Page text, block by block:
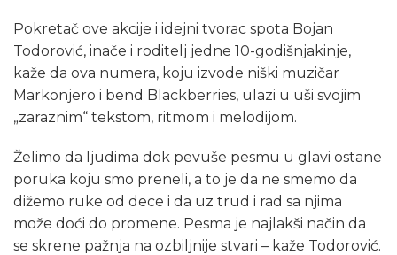
Pokretač ove akcije i idejni tvorac spota Bojan
Todorović, inače i roditelj jedne 10-godišnjakinje,
kaže da ova numera, koju izvode niški muzičar
Markonjero i bend Blackberries, ulazi u uši svojim
„zaraznim“ tekstom, ritmom i melodijom.
Želimo da ljudima dok pevuše pesmu u glavi ostane
poruka koju smo preneli, a to je da ne smemo da
dižemo ruke od dece i da uz trud i rad sa njima
može doći do promene. Pesma je najlakši način da
se skrene pažnja na ozbiljnije stvari – kaže Todorović.